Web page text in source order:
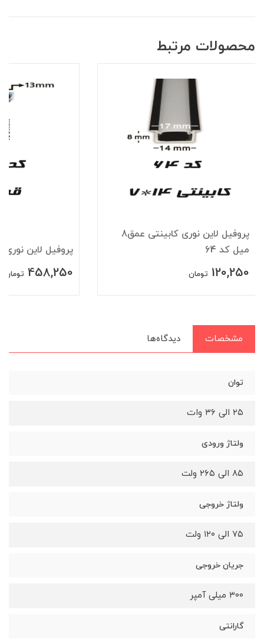
محصولات مرتبط
پروفیل لاین نوری کابینتی عمق8
میل کد 64
120,250 تومان
پروفیل لاین نوری
458,250 تومان
مشخصات دیدگاه‌ها
توان
۲۵ الی ۳۶ وات
ولتاژ ورودی
۸۵ الی ۲۶۵ ولت
ولتاژ خروجی
۷۵ الی ۱۲۰ ولت
جریان خروجی
۳۰۰ میلی آمپر
گارانتی